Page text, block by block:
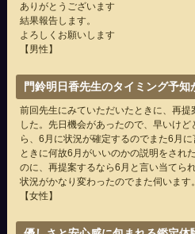
ありがとうございます
結果報告します。
よろしくお願いします
【男性】
門鈴明日香先生のタイミング予知
前回先生にみていただいたときに、再提
した。先日機会があったので、早いけ
ら、6月に状況が確定するのでまた6月
ときに何故6月がいいのかの説明をされ
のに、再提案するなら6月と言い当てら
状況がかなり変わったのでまた伺います
【女性】